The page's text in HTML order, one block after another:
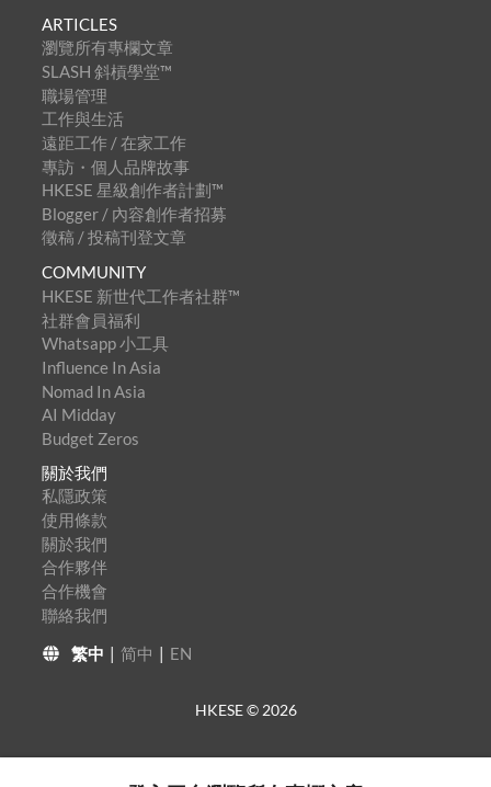
ARTICLES
瀏覽所有專欄文章
SLASH 斜槓學堂™
職場管理
工作與生活
遠距工作 / 在家工作
專訪・個人品牌故事
HKESE 星級創作者計劃™
Blogger / 內容創作者招募
徵稿 / 投稿刊登文章
COMMUNITY
HKESE 新世代工作者社群™
社群會員福利
Whatsapp 小工具
Influence In Asia
Nomad In Asia
AI Midday
Budget Zeros
關於我們
私隱政策
使用條款
關於我們
合作夥伴
合作機會
聯絡我們
繁中 | 简中 | EN
HKESE © 2026